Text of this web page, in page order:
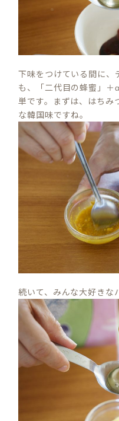
下味をつけている間に、
も、「二代目の蜂蜜」＋
単です。まずは、はちみ
な韓国味ですね。
続いて、みんな大好きな